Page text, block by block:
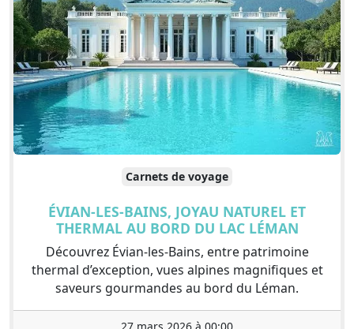
Carnets de voyage
ÉVIAN-LES-BAINS, JOYAU NATUREL ET
THERMAL AU BORD DU LAC LÉMAN
Découvrez Évian-les-Bains, entre patrimoine
thermal d’exception, vues alpines magnifiques et
saveurs gourmandes au bord du Léman.